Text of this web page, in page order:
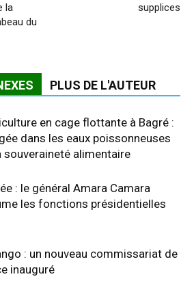
la
du
supplices
PLUS DE L'AUTEUR
en cage flottante à Bagré :
dans les eaux poissonneuses
souveraineté alimentaire
: le général Amara Camara
les fonctions présidentielles
: un nouveau commissariat de
inauguré